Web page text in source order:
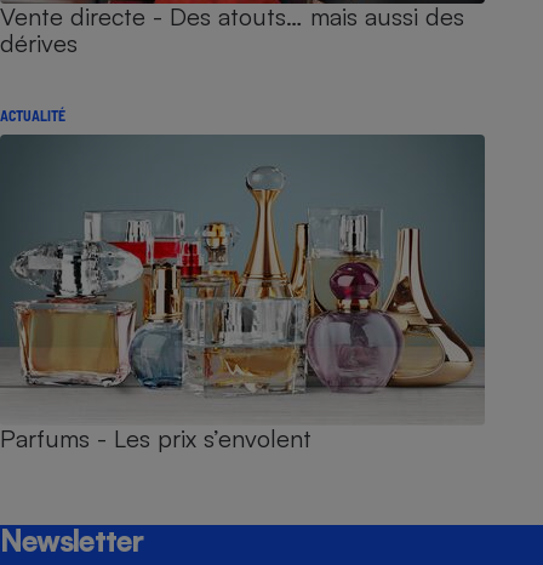
Vente directe - Des atouts… mais aussi des
dérives
ACTUALITÉ
Parfums - Les prix s’envolent
Newsletter